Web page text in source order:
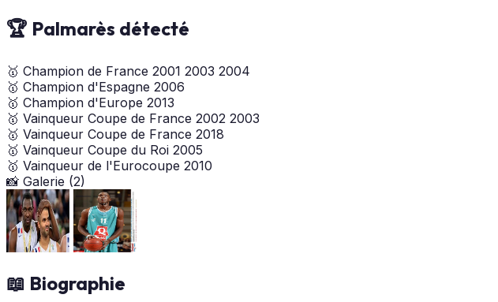
🏆 Palmarès détecté
🥇 Champion de France 2001 2003 2004
🥇 Champion d'Espagne 2006
🥇 Champion d'Europe 2013
🥇 Vainqueur Coupe de France 2002 2003
🥇 Vainqueur Coupe de France 2018
🥇 Vainqueur Coupe du Roi 2005
🥇 Vainqueur de l'Eurocoupe 2010
📸 Galerie (2)
📖 Biographie